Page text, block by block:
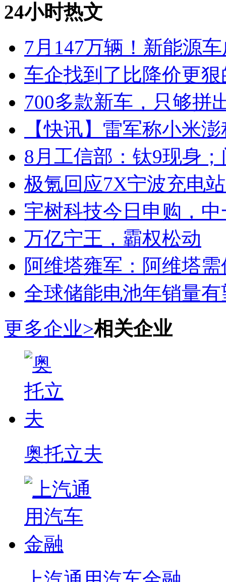
24小时热文
7月147万辆！新能源
车企找到了比降价更
700多款新车，只够拼
【快讯】雷军称小米
8月工信部：钛9现身
极氪回应7X宁波充电
宇树科技今日申购，
万亿宁王，霸权松动
阿维塔雍军：阿维塔
全球储能电池年销量
更多企业>相关企业
奥托立夫